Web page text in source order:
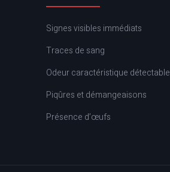
Signes visibles immédiats
Traces de sang
Odeur caractéristique détectable
Piqûres et démangeaisons
Présence d’œufs